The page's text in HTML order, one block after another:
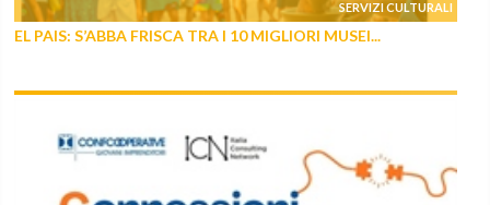
SERVIZI CULTURALI
EL PAIS: S’ABBA FRISCA TRA I 10 MIGLIORI MUSEI...